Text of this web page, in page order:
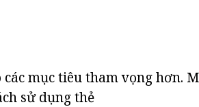
mục tiêu tham vọng hơn.
sử dụng thẻ